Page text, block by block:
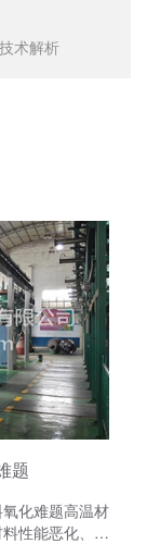
术解析
题
化难题高温材
性能恶化、寿